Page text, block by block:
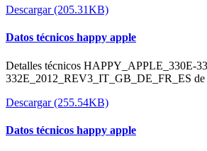
Descargar (205.31KB)
Datos técnicos happy apple
Detalles técnicos HAPPY_APPLE_330E-
332E_2012_REV3_IT_GB_DE_FR_ES de
Descargar (255.54KB)
Datos técnicos happy apple